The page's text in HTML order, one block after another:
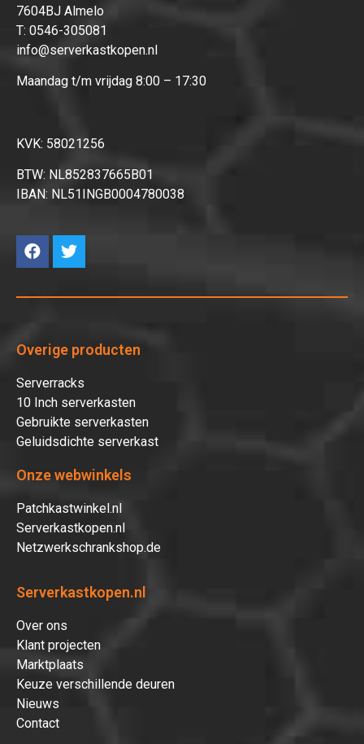
7604BJ Almelo
T: 0546-305081
info@serverkastkopen.nl
Maandag t/m vrijdag 8:00 – 17:30
KVK: 58021256
BTW: NL852837665B01
IBAN: NL51INGB0004780038
Overige producten
Serverracks
10 Inch serverkasten
Gebruikte serverkasten
Geluidsdichte serverkast
Onze webwinkels
Patchkastwinkel.nl
Serverkastkopen.nl
Netzwerkschrankshop.de
Serverkastkopen.nl
Over ons
Klant projecten
Marktplaats
Keuze verschillende deuren
Nieuws
Contact